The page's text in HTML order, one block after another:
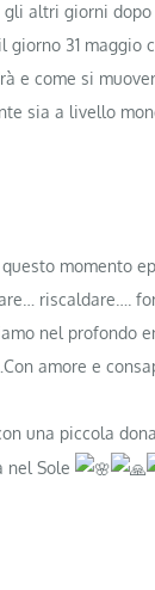
altri giorni
31 maggio
e come si
sia a livello
momento
riscaldare….
nel profondo
amore e
una piccola
nel Sole